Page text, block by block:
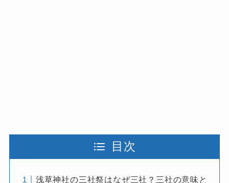
目次
浅草神社の三社祭はなぜ三社？三社の意味と